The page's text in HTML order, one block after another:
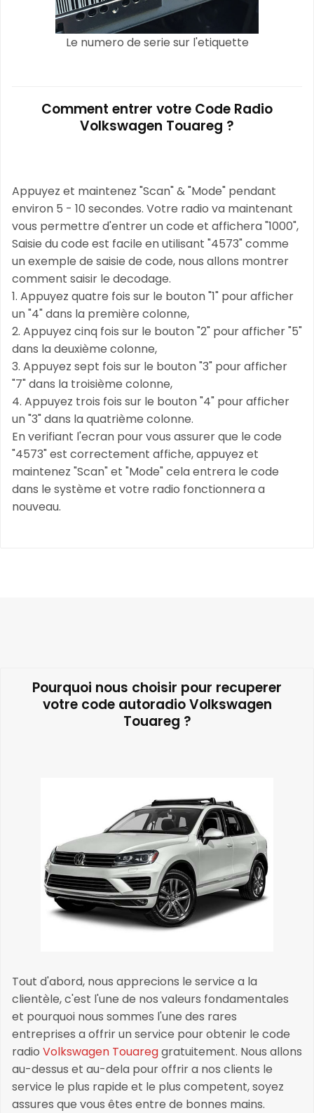
Le numero de serie sur l'etiquette
Comment entrer votre Code Radio
Volkswagen Touareg ?
Appuyez et maintenez "Scan" & "Mode" pendant
environ 5 - 10 secondes. Votre radio va maintenant
vous permettre d'entrer un code et affichera "1000",
Saisie du code est facile en utilisant "4573" comme
un exemple de saisie de code, nous allons montrer
comment saisir le decodage.
1. Appuyez quatre fois sur le bouton "1" pour afficher
un "4" dans la première colonne,
2. Appuyez cinq fois sur le bouton "2" pour afficher "5"
dans la deuxième colonne,
3. Appuyez sept fois sur le bouton "3" pour afficher
"7" dans la troisième colonne,
4. Appuyez trois fois sur le bouton "4" pour afficher
un "3" dans la quatrième colonne.
En verifiant l'ecran pour vous assurer que le code
"4573" est correctement affiche, appuyez et
maintenez "Scan" et "Mode" cela entrera le code
dans le système et votre radio fonctionnera a
nouveau.
Pourquoi nous choisir pour recuperer
votre code autoradio Volkswagen
Touareg ?
Tout d'abord, nous apprecions le service a la
clientèle, c'est l'une de nos valeurs fondamentales
et pourquoi nous sommes l'une des rares
entreprises a offrir un service pour obtenir le code
radio Volkswagen Touareggratuitement. Nous allons
au-dessus et au-dela pour offrir a nos clients le
service le plus rapide et le plus competent, soyez
assures que vous êtes entre de bonnes mains.